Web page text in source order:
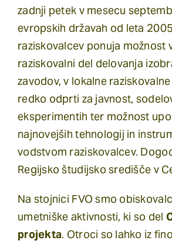
zadnji petek v mesecu
evropskih državah od leta
raziskovalcev ponuja možnost
raziskovalni del delovanja
zavodov, v lokalne
redko odprti za javnost,
eksperimentih ter možnost
najnovejših tehnologij in
vodstvom raziskovalcev.
Regijsko študijsko središče v
Na stojnici FVO smo
umetniške aktivnosti, ki so del
projekta. Otroci so lahko iz